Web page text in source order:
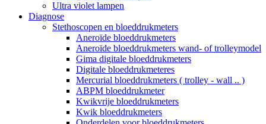
Ultra violet lampen
Diagnose
Stethoscopen en bloeddrukmeters
Aneroïde bloeddrukmeters
Aneroïde bloeddrukmeters wand- of trolleymodel
Gima digitale bloeddrukmeters
Digitale bloeddrukmeteres
Mercurial bloeddrukmeters ( trolley - wall .. )
ABPM bloeddrukmeter
Kwikvrije bloeddrukmeters
Kwik bloeddrukmeters